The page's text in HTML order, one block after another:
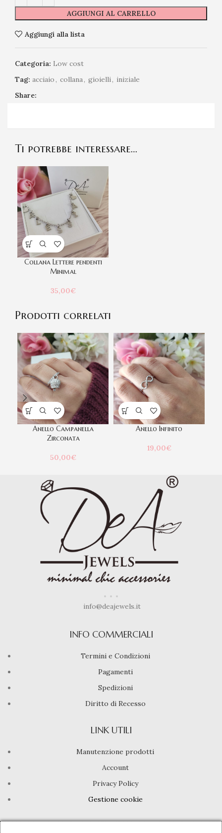
AGGIUNGI AL CARRELLO
Aggiungi alla lista
Categoria: Low cost
Tag: acciaio, collana, gioielli, iniziale
Share:
Ti potrebbe interessare…
Collana Lettere pendenti
Minimal
35,00€
Prodotti correlati
Anello Campanella
Zirconata
50,00€
Anello Infinito
19,00€
info@deajewels.it
INFO COMMERCIALI
Termini e Condizioni
Pagamenti
Spedizioni
Diritto di Recesso
LINK UTILI
Manutenzione prodotti
Account
Privacy Policy
Gestione cookie